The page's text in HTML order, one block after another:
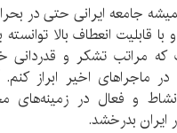
جامعه ایرانی حتی در
با قابلیت انعطاف بالا
مراتب تشکر و قدردانی
ماجراهای اخیر ابراز
نشاط و فعال در زمینه‌های
ایران بدرخشد.